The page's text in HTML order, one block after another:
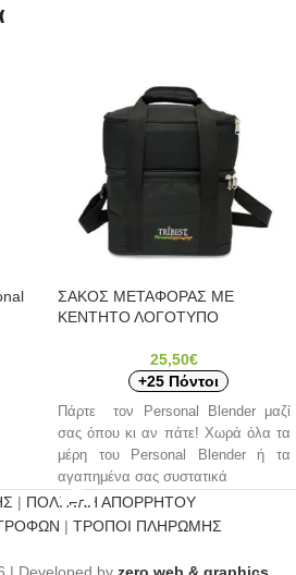
ΣΑΚΟΣ ΜΕΤΑΦΟΡΑΣ ΜΕ
ΚΕΝΤΗΤΟ ΛΟΓΟΤΥΠΟ
25,50€
+25 Πόντοι
Πάρτε τον Personal Blender μαζί
σας όπου κι αν πάτε! Χωρά όλα τα
μέρη του Personal Blender ή τα
αγαπημένα σας συστατικά
| ΠΟΛΙΤΙΚΗ ΑΠΟΡΡΗΤΟΥ
| ΤΡΟΠΟΙ ΠΛΗΡΩΜΗΣ
| Developed by zero web & graphics